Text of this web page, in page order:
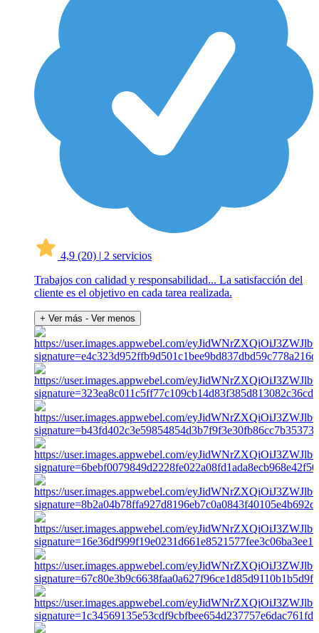
4,9 (20) | 2 servicios
Trabajos con calidad y responsabilidad... La satisfacción del
cliente es el objetivo en cada tarea realizada.
+ Ver más - Ver menos